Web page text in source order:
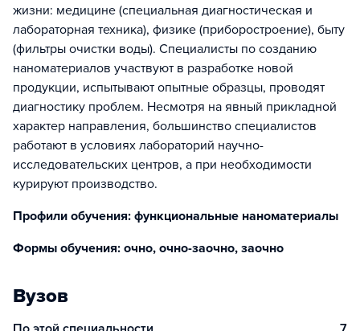
жизни: медицине (специальная диагностическая и
лабораторная техника), физике (приборостроение), быту
(фильтры очистки воды). Специалисты по созданию
наноматериалов участвуют в разработке новой
продукции, испытывают опытные образцы, проводят
диагностику проблем. Несмотря на явный прикладной
характер направления, большинство специалистов
работают в условиях лабораторий научно-
исследовательских центров, а при необходимости
курируют производство.
Профили обучения: функциональные наноматериалы
Формы обучения: очно, очно-заочно, заочно
Вузов